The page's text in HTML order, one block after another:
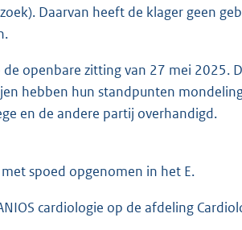
Daarvan heeft de klager geen
openbare zitting van 27 mei 2025.
hebben hun standpunten
en de andere partij overhandigd.
spoed opgenomen in het E.
cardiologie op de afdeling